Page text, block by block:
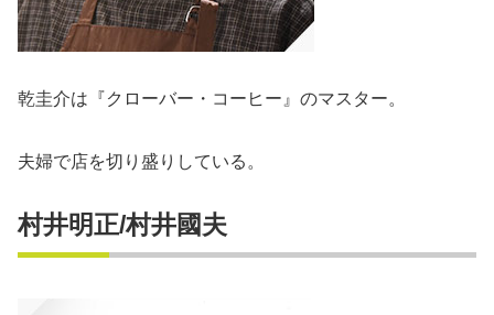
乾圭介は『クローバー・コーヒー』のマスター。
夫婦で店を切り盛りしている。
村井明正/村井國夫